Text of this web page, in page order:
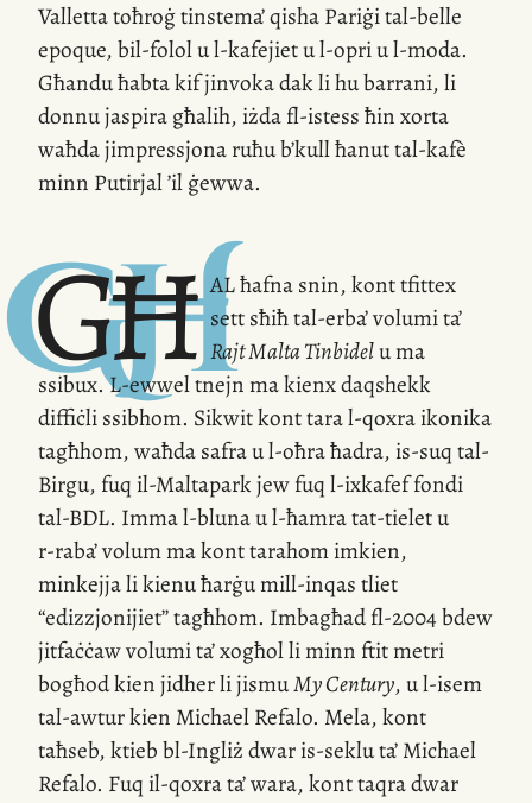
Valletta toħroġ tinstema’ qisha Pariġital-belle
epoque,bil-fololul-kafejietul-opriul-moda.
Għandu ħabta kif jinvoka dak li hu barrani, li
donnu jaspira għalih, iżdafl-istessħin xorta
waħda jimpressjona ruħu b’kull ħanuttal-kafè
minn Putirjal ’il ġewwa.
GĦ ALħafna snin, kont tfittex
sett sħiħtal-erba’ volumi ta’
Rajt Malta Tinbidelu ma
ssibux.L-ewweltnejn ma kienx daqshekk
diffiċli ssibhom. Sikwit kont taral-qoxraikonika
tagħhom, waħda safra ul-oħraħadra, is-suqtal-
Birgu, fuq il-Maltaparkjew fuql-ixkafeffondi
tal-BDL. Immal-blunaul-ħamratat-tielet u
r-raba’ volum ma kont tarahom imkien,
minkejja li kienu ħarġumill-inqastliet
“edizzjonijiet” tagħhom. Imbagħadfl-2004bdew
jitfaċċaw volumi ta’ xogħol li minn ftit metri
bogħod kien jidher li jismuMy Century, ul-isem
tal-awtur kien Michael Refalo. Mela, kont
taħseb, ktiebbl-Ingliżdwaris-sekluta’ Michael
Refalo. Fuq il-qoxrata’ wara, kont taqra dwar